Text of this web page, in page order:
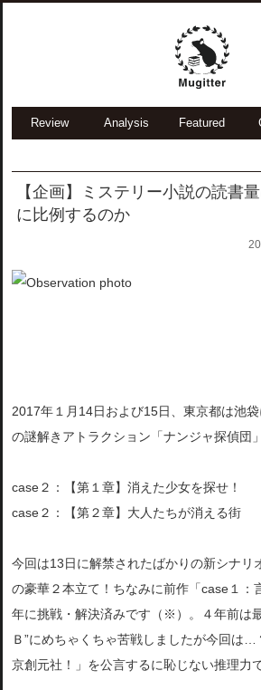
Review Analysis Featured
【企画】ミステリー小説の読書
に比例するのか
2017年１月14日および15日、東京都は池
の謎解きアトラクション「ナンジャ探偵団
case２：【第１章】消えた少女を探せ！
case２：【第２章】大人たちが消える街
今回は13日に解禁されたばかりの新シナリ
の豪華２本立て！ちなみに前作「case１：
年に挑戦・解決済みです（※）。４年前は
Ｂ”にめちゃくちゃ苦戦しましたが今回は…
京創元社！」を公言するに恥じない推理力